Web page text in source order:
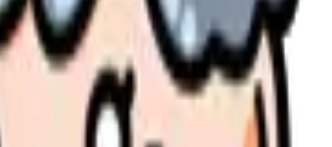
てみませんか。
るべきか、少し休むべきかを一緒に整理します。